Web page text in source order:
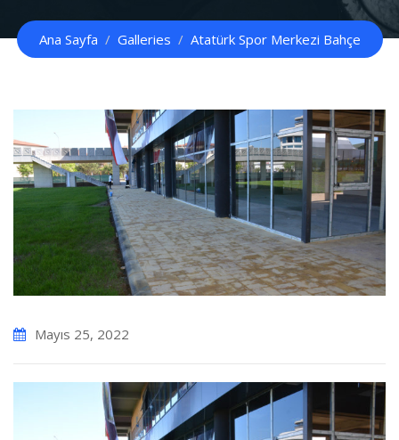
Ana Sayfa Galleries Atatürk Spor Merkezi Bahçe
Mayıs 25, 2022